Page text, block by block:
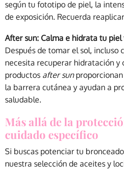
según tu fototipo de piel, la
de exposición. Recuerda
After sun: Calma e hidrata tu
Después de tomar el sol, incluso
necesita recuperar hidratación y
productos after sun
la barrera cutánea y ayudan a
saludable.
Más allá de la
cuidado específico
Si buscas potenciar tu
nuestra selección de aceites y